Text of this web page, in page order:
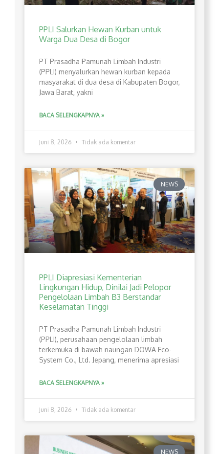
PPLI Salurkan Hewan Kurban untuk
Warga Dua Desa di Bogor
PT Prasadha Pamunah Limbah Industri
(PPLI) menyalurkan hewan kurban kepada
masyarakat di dua desa di Kabupaten Bogor,
Jawa Barat, yakni
BACA SELENGKAPNYA »
Juni 8, 2026 Tidak ada komentar
NEWS
PPLI Diapresiasi Kementerian
Lingkungan Hidup, Dinilai Jadi Pelopor
Pengelolaan Limbah B3 Berstandar
Keselamatan Tinggi
PT Prasadha Pamunah Limbah Industri
(PPLI), perusahaan pengelolaan limbah
terkemuka di bawah naungan DOWA Eco-
System Co., Ltd. Jepang, menerima apresiasi
BACA SELENGKAPNYA »
Juni 8, 2026 Tidak ada komentar
NEWS